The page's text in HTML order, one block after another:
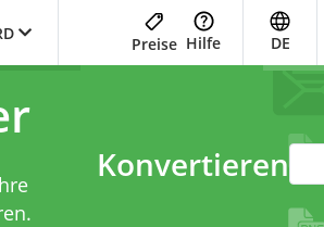
Preise Hilfe DE
Konvertieren